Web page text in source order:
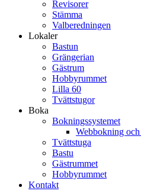
Revisorer
Stämma
Valberedningen
Lokaler
Bastun
Grängerian
Gästrum
Hobbyrummet
Lilla 60
Tvättstugor
Boka
Bokningssystemet
Webbokning
Tvättstuga
Bastu
Gästrummet
Hobbyrummet
Kontakt